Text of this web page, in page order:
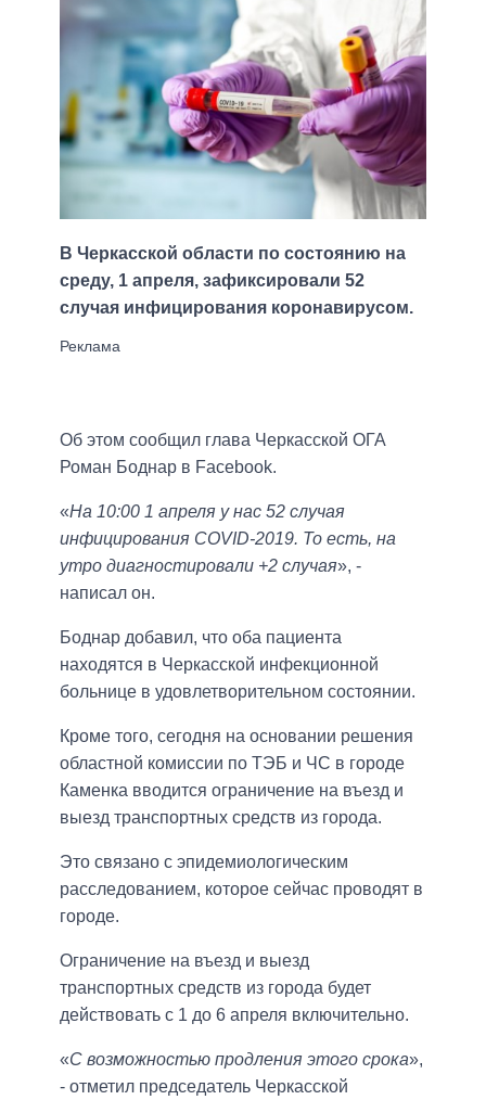
В Черкасской области по состоянию на
среду, 1 апреля, зафиксировали 52
случая инфицирования коронавирусом.
Об этом сообщил глава Черкасской ОГА
Роман Боднар в Facebook.
«На 10:00 1 апреля у нас 52 случая
инфицирования COVID-2019. То есть, на
утро диагностировали +2 случая», -
написал он.
Боднар добавил, что оба пациента
находятся в Черкасской инфекционной
больнице в удовлетворительном состоянии.
Кроме того, сегодня на основании решения
областной комиссии по ТЭБ и ЧС в городе
Каменка вводится ограничение на въезд и
выезд транспортных средств из города.
Это связано с эпидемиологическим
расследованием, которое сейчас проводят в
городе.
Ограничение на въезд и выезд
транспортных средств из города будет
действовать с 1 до 6 апреля включительно.
«С возможностью продления этого срока»,
- отметил председатель Черкасской